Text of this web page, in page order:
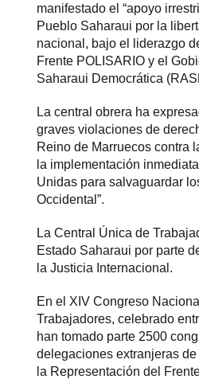
manifestado el “apoyo
Pueblo Saharaui por la
nacional, bajo el liderazgo
Frente POLISARIO y el
Saharaui Democrática
La central obrera ha
graves violaciones de
Reino de Marruecos contra
la implementación
Unidas para salvaguardar
Occidental”.
La Central Única de
Estado Saharaui por parte
la Justicia Internacional.
En el XIV Congreso
Trabajadores, celebrado
han tomado parte 2500
delegaciones extranjeras
la Representación del